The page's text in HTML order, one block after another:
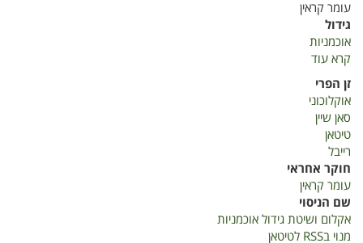
עומר קראין
גידול
אוכמניות
קרא עוד
בישראל-
סיכום
3
שנות
זן הפרי
אוקלוכוני
סאן שיין
טיטאן
רייבל
חוקר אחראי
עומר קראין
שם הניסוי
אקלום ושיטת גידול אוכמניות
מנוי בRSS לטיטאן